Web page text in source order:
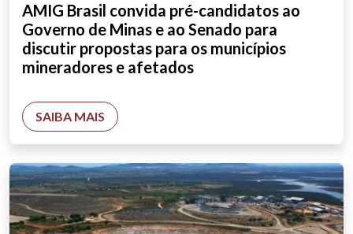
AMIG Brasil convida pré-candidatos ao
Governo de Minas e ao Senado para
discutir propostas para os municípios
mineradores e afetados
SAIBA MAIS